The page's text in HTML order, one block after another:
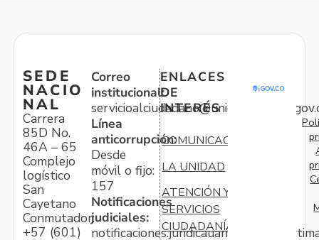
SEDE
NACIO
NAL
Carrera
85D No.
46A – 65
Complejo
logístico
San
Cayetano
Conmutador:
+57 (601)
Correo
institucional:
Línea
anticorrupción:
Desde
móvil o fijo:
157
Notificaciones
judiciales:
ENLACES
DE
INTERÉS
COMUNICACIONES
LA UNIDAD
ATENCIÓN Y
SERVICIOS
CIUDADANÍA